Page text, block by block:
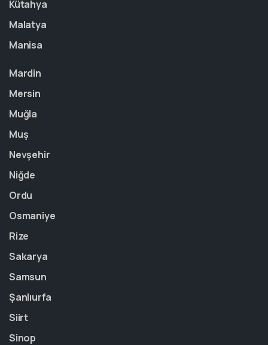
Kütahya
Malatya
Manisa
Mardin
Mersin
Muğla
Muş
Nevşehir
Niğde
Ordu
Osmaniye
Rize
Sakarya
Samsun
Şanlıurfa
Siirt
Sinop